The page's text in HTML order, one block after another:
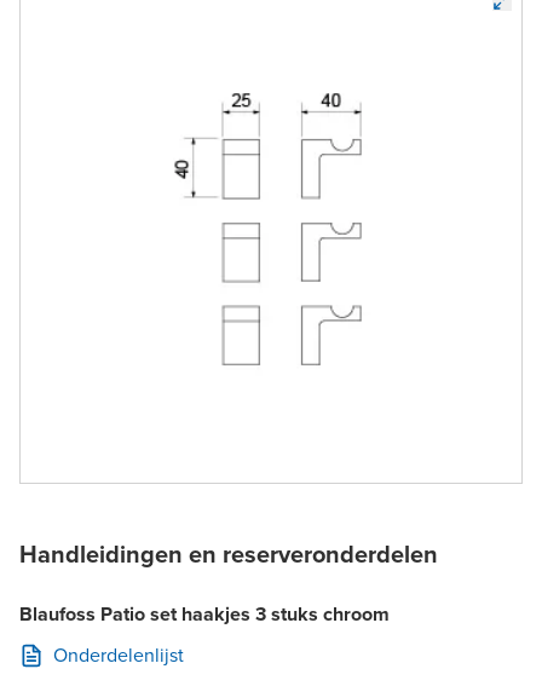
Handleidingen en reserveronderdelen
Blaufoss Patio set haakjes 3 stuks chroom
Onderdelenlijst